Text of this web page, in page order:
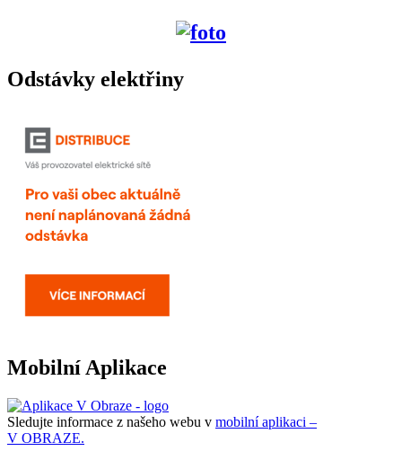
Odstávky elektřiny
Mobilní Aplikace
Sledujte informace z našeho webu v mobilní aplikaci –
V OBRAZE.